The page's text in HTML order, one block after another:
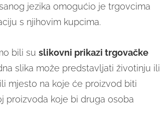
jezika omogućio je trgovcima
s njihovim kupcima.
bili su slikovni prikazi trgovačke
slika može predstavljati životinju ili
mjesto na koje će proizvod biti
proizvoda koje bi druga osoba